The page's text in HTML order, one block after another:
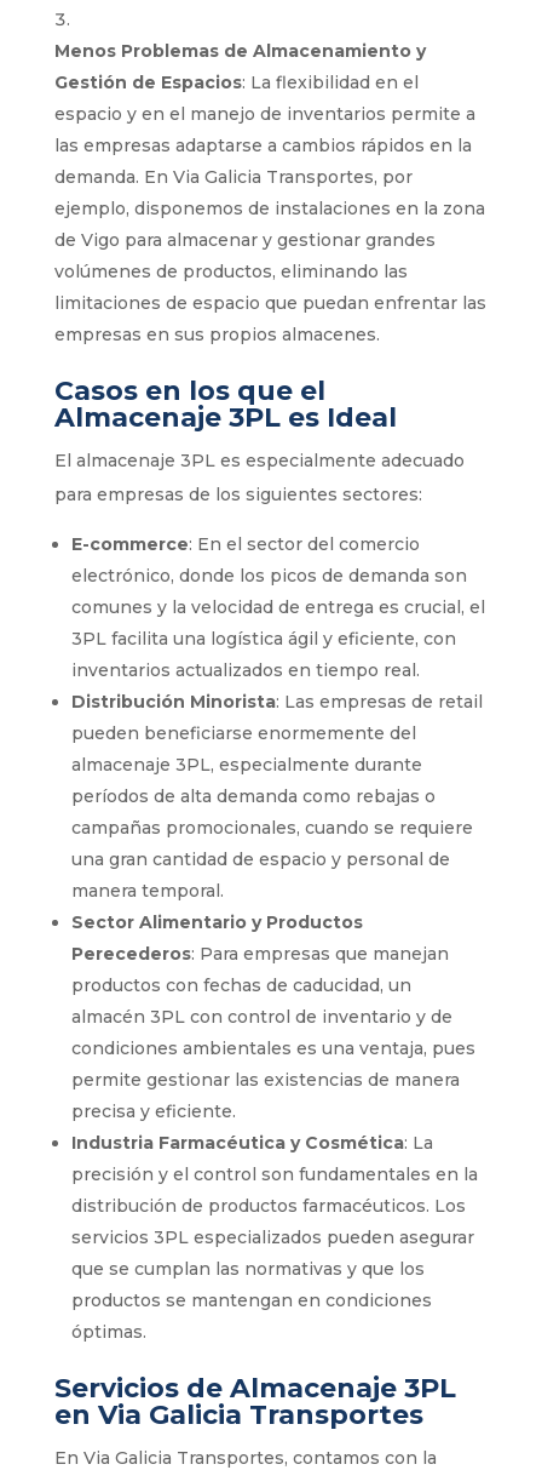
Menos Problemas de Almacenamiento y
Gestión de Espacios: La flexibilidad en el
espacio y en el manejo de inventarios permite a
las empresas adaptarse a cambios rápidos en la
demanda. En Via Galicia Transportes, por
ejemplo, disponemos de instalaciones en la zona
de Vigo para almacenar y gestionar grandes
volúmenes de productos, eliminando las
limitaciones de espacio que puedan enfrentar las
empresas en sus propios almacenes.
Casos en los que el
Almacenaje 3PL es Ideal
El almacenaje 3PL es especialmente adecuado
para empresas de los siguientes sectores:
E-commerce: En el sector del comercio
electrónico, donde los picos de demanda son
comunes y la velocidad de entrega es crucial, el
3PL facilita una logística ágil y eficiente, con
inventarios actualizados en tiempo real.
Distribución Minorista: Las empresas de retail
pueden beneficiarse enormemente del
almacenaje 3PL, especialmente durante
períodos de alta demanda como rebajas o
campañas promocionales, cuando se requiere
una gran cantidad de espacio y personal de
manera temporal.
Sector Alimentario y Productos
Perecederos: Para empresas que manejan
productos con fechas de caducidad, un
almacén 3PL con control de inventario y de
condiciones ambientales es una ventaja, pues
permite gestionar las existencias de manera
precisa y eficiente.
Industria Farmacéutica y Cosmética: La
precisión y el control son fundamentales en la
distribución de productos farmacéuticos. Los
servicios 3PL especializados pueden asegurar
que se cumplan las normativas y que los
productos se mantengan en condiciones
óptimas.
Servicios de Almacenaje 3PL
en Via Galicia Transportes
En Via Galicia Transportes, contamos con la